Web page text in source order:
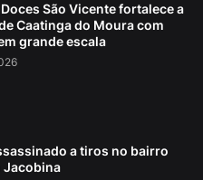
São Vicente fortalece a
Caatinga do Moura com
grande escala
a tiros no bairro
Jacobina